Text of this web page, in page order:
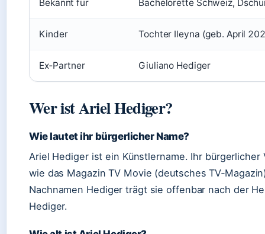
Bekannt für Bachelorette Schweiz,
Kinder Tochter Ileyna (geb. April
Ex‑Partner Giuliano Hediger
Wer ist Ariel Hediger?
Wie lautet ihr bürgerlicher Name?
Ariel Hediger ist ein Künstlername. Ihr bürgerlicher
wie das Magazin TV Movie (deutsches
Nachnamen Hediger trägt sie offenbar nach der
Hediger.